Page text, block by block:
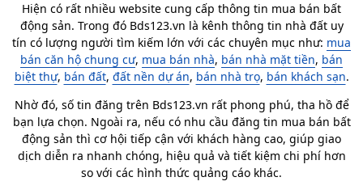
Hiện có rất nhiều website cung cấp thông tin mua bán bất
động sản. Trong đó Bds123.vn là kênh thông tin nhà đất uy
tín có lượng người tìm kiếm lớn với các chuyên mục như: mua
bán căn hộ chung cư, mua bán nhà, bán nhà mặt tiền, bán
biệt thự, bán đất, đất nền dự án, bán nhà trọ, bán khách sạn.
Nhờ đó, số tin đăng trên Bds123.vn rất phong phú, tha hồ để
bạn lựa chọn. Ngoài ra, nếu có nhu cầu đăng tin mua bán bất
động sản thì cơ hội tiếp cận với khách hàng cao, giúp giao
dịch diễn ra nhanh chóng, hiệu quả và tiết kiệm chi phí hơn
so với các hình thức quảng cáo khác.